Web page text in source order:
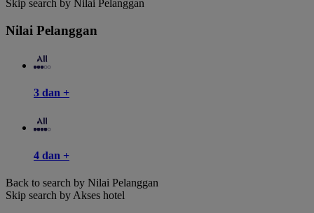
Skip search by Nilai Pelanggan
Nilai Pelanggan
3 dan +
4 dan +
Back to search by Nilai Pelanggan
Skip search by Akses hotel